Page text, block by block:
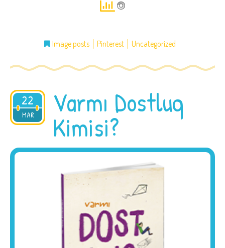
Image posts Pinterest Uncategorized
22
MAR
2015 Varmı Dostluq
Kimisi?